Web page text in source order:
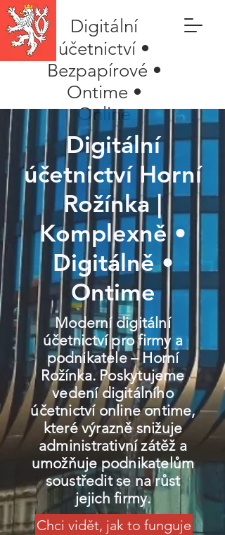
Digitální
účetnictví •
Bezpapírové •
Ontime •
Online
Digitální
účetnictví Horní
Rožínka |
Komplexně •
Digitálně •
Ontime
Moderní digitální
účetnictví pro firmy a
podnikatele – Horní
Rožínka. Poskytujeme
vedení digitálního
účetnictví online ontime,
které výrazně snižuje
administrativní zátěž a
umožňuje podnikatelům
soustředit se na růst
jejich firmy.
Chci vidět, jak to funguje